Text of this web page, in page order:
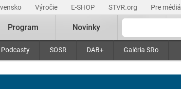
Výročie E-SHOP STVR.org Pre médiá
Podcasty SOSR DAB+ Galéria SRo
Program Novinky